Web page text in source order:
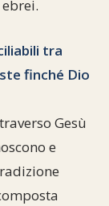
tra
finché Dio
Gesù
e